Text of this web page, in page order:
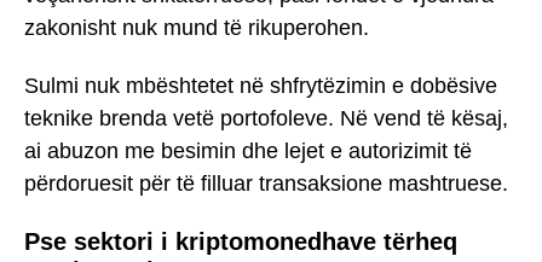
zakonisht nuk mund të rikuperohen.
Sulmi nuk mbështetet në shfrytëzimin e dobësive
teknike brenda vetë portofoleve. Në vend të kësaj,
ai abuzon me besimin dhe lejet e autorizimit të
përdoruesit për të filluar transaksione mashtruese.
Pse sektori i kriptomonedhave tërheq